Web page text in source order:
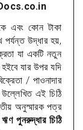
এবং কোন টাকা
পর্যন্ত উদ্ধার হয়,
যা একটি নতুন
হইবে যার উপর যদি
/ পাওনাদার
এই চিঠি
অনুস্মারক পত্র
পুনরুদ্ধার চিঠি